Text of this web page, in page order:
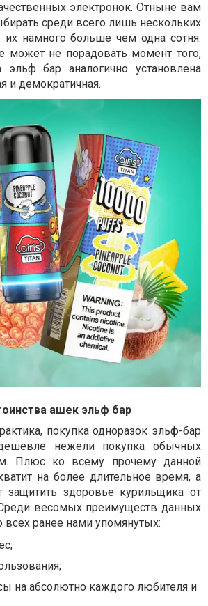
электронок. Отныне вам
среди всего лишь нескольких
их намного больше чем одна сотня.
не порадовать момент того,
эльф бар аналогично установлена
и демократичная.
ашек эльф бар
покупка одноразок эльф-бар
нежели покупка обычных
Плюс ко всему прочему данной
на более длительное время, а
здоровье курильщика от
весомых преимуществ данных
ранее нами упомянутых:
на абсолютно каждого любителя и